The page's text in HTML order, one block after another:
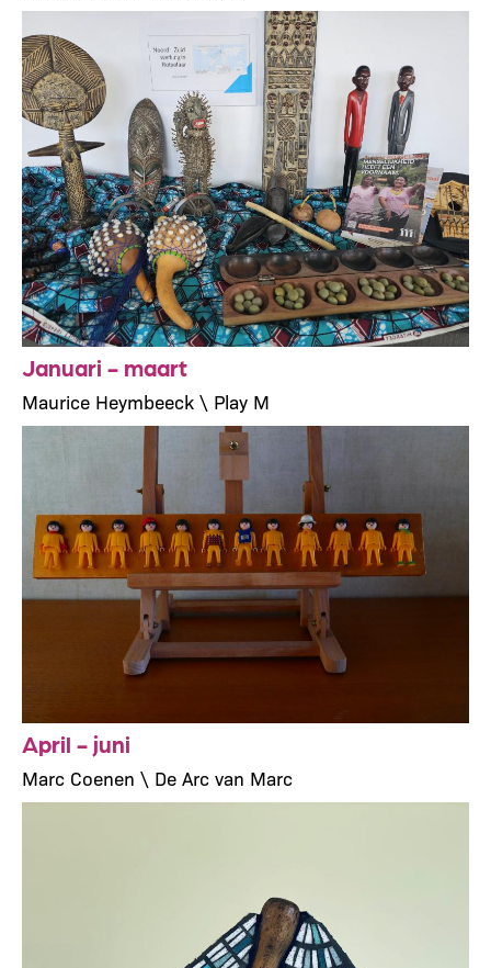
Januari - maart
Maurice Heymbeeck \ Play M
April - juni
Marc Coenen \ De Arc van Marc